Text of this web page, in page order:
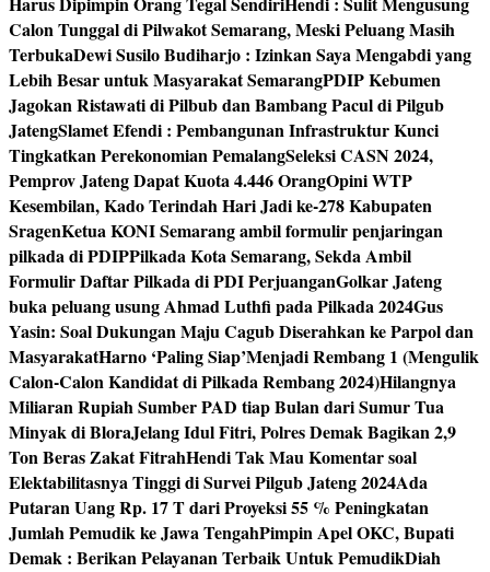
Calon Tunggal di Pilwakot Semarang, Meski Peluang Masih
TerbukaDewi Susilo Budiharjo : Izinkan Saya Mengabdi yang
Lebih Besar untuk Masyarakat SemarangPDIP Kebumen
Jagokan Ristawati di Pilbub dan Bambang Pacul di Pilgub
JatengSlamet Efendi : Pembangunan Infrastruktur Kunci
Tingkatkan Perekonomian PemalangSeleksi CASN 2024,
Pemprov Jateng Dapat Kuota 4.446 OrangOpini WTP
Kesembilan, Kado Terindah Hari Jadi ke-278 Kabupaten
SragenKetua KONI Semarang ambil formulir penjaringan
pilkada di PDIPPilkada Kota Semarang, Sekda Ambil
Formulir Daftar Pilkada di PDI PerjuanganGolkar Jateng
buka peluang usung Ahmad Luthfi pada Pilkada 2024Gus
Yasin: Soal Dukungan Maju Cagub Diserahkan ke Parpol dan
MasyarakatHarno ‘Paling Siap’Menjadi Rembang 1 (Mengulik
Calon-Calon Kandidat di Pilkada Rembang 2024)Hilangnya
Miliaran Rupiah Sumber PAD tiap Bulan dari Sumur Tua
Minyak di BloraJelang Idul Fitri, Polres Demak Bagikan 2,9
Ton Beras Zakat FitrahHendi Tak Mau Komentar soal
Elektabilitasnya Tinggi di Survei Pilgub Jateng 2024Ada
Putaran Uang Rp. 17 T dari Proyeksi 55 % Peningkatan
Jumlah Pemudik ke Jawa TengahPimpin Apel OKC, Bupati
Demak : Berikan Pelayanan Terbaik Untuk PemudikDiah